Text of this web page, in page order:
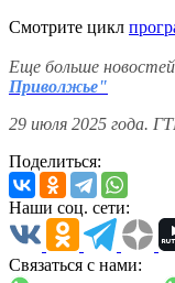
Смотрите цикл
Еще больше
Приволжье"
29 июля 2025 года.
Поделиться:
Наши соц. сети:
Связаться с нами: